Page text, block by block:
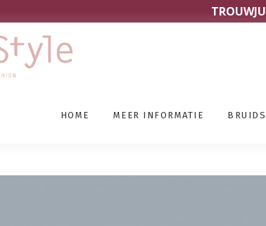
HOME MEER INFORMATIE